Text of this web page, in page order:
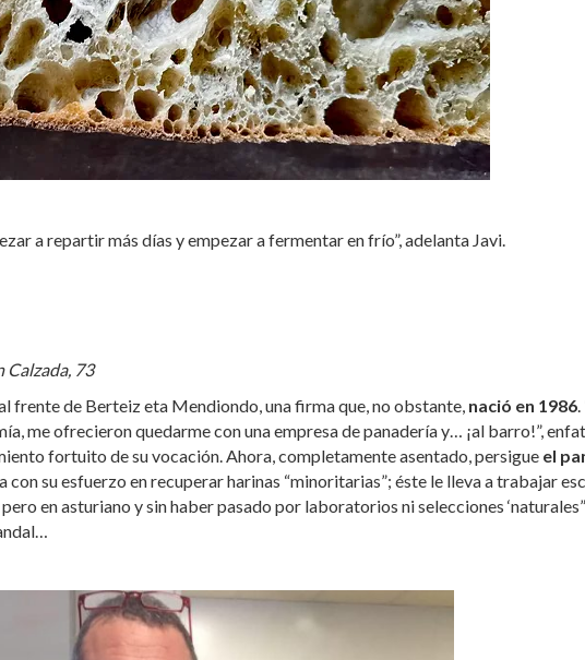
a repartir más días y empezar a fermentar en frío”, adelanta Javi.
Calzada, 73
frente de Berteiz eta Mendiondo, una firma que, no obstante, nació en 1986.
me ofrecieron quedarme con una empresa de panadería y… ¡al barro!”,
fortuito de su vocación. Ahora, completamente asentado, persigue el
con su esfuerzo en recuperar harinas “minoritarias”; éste le lleva a trabajar
en asturiano y sin haber pasado por laboratorios ni selecciones